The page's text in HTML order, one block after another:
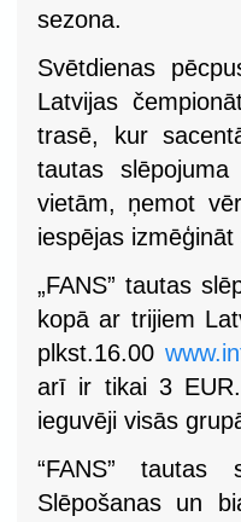
sezona.
Svētdienas
Latvijas
trasē, kur
tautas
vietām, ņemot
iespējas
„FANS” tautas
kopā ar trijiem
plkst.16.00
arī ir tikai 3
ieguvēji visās
“FANS” tautas
Slēpošanas un